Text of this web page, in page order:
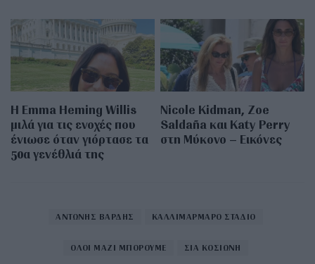
H Emma Heming Willis
μιλά για τις ενοχές που
ένιωσε όταν γιόρτασε τα
50α γενέθλιά της
Nicole Kidman, Zoe
Saldaña και Katy Perry
στη Μύκονο – Εικόνες
ΑΝΤΩΝΗΣ ΒΑΡΔΗΣ ΚΑΛΛΙΜΑΡΜΑΡΟ ΣΤΑΔΙΟ
ΟΛΟΙ ΜΑΖΙ ΜΠΟΡΟΥΜΕ ΣΙΑ ΚΟΣΙΩΝΗ